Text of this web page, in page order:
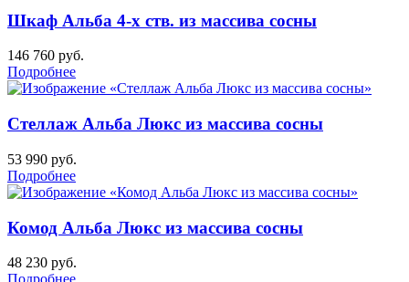
Шкаф Альба 4-х ств. из массива сосны
146 760 руб.
Подробнее
Стеллаж Альба Люкс из массива сосны
53 990 руб.
Подробнее
Комод Альба Люкс из массива сосны
48 230 руб.